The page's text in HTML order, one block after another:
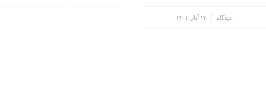
۰ دیدگاه ۱۴ آبان ۱۴۰۱